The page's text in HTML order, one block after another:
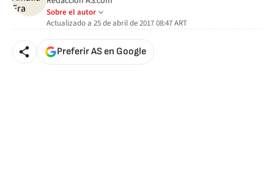
Sobre el autor
Actualizado a 25 de abril de 2017 08:47ART
Preferir AS en Google